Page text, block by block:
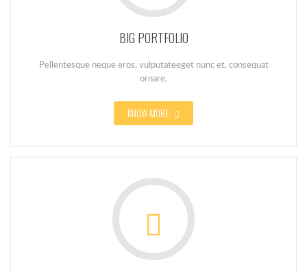
BIG PORTFOLIO
Pellentesque neque eros, vulputateeget nunc et, consequat
ornare.
KNOW MORE